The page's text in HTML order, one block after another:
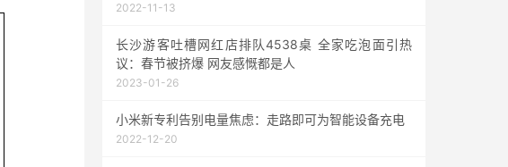
2022-11-13
长沙游客吐槽网红店排队4538桌 全家吃泡面引热
议：春节被挤爆 网友感慨都是人
2023-01-26
小米新专利告别电量焦虑：走路即可为智能设备充电
2022-12-20